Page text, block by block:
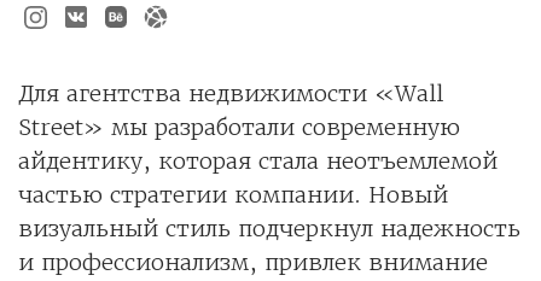
Для агентства недвижимости «Wall
Street» мы разработали современную
айдентику, которая стала неотъемлемой
частью стратегии компании. Новый
визуальный стиль подчеркнул надежность
и профессионализм, привлек внимание